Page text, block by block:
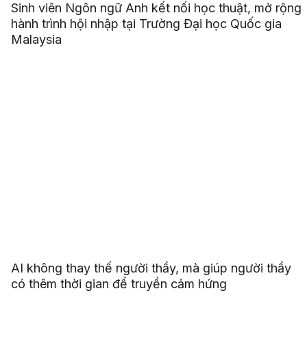
Sinh viên Ngôn ngữ Anh kết nối học thuật, mở rộng
hành trình hội nhập tại Trường Đại học Quốc gia
Malaysia
AI không thay thế người thầy, mà giúp người thầy
có thêm thời gian để truyền cảm hứng